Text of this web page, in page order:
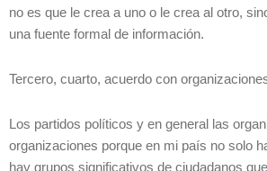
no es que le crea a uno o le crea al otro,
una fuente formal de información.
Tercero, cuarto, acuerdo con
Los partidos políticos y en general las
organizaciones porque en mi país no solo
hay grupos significativos de ciudadanos